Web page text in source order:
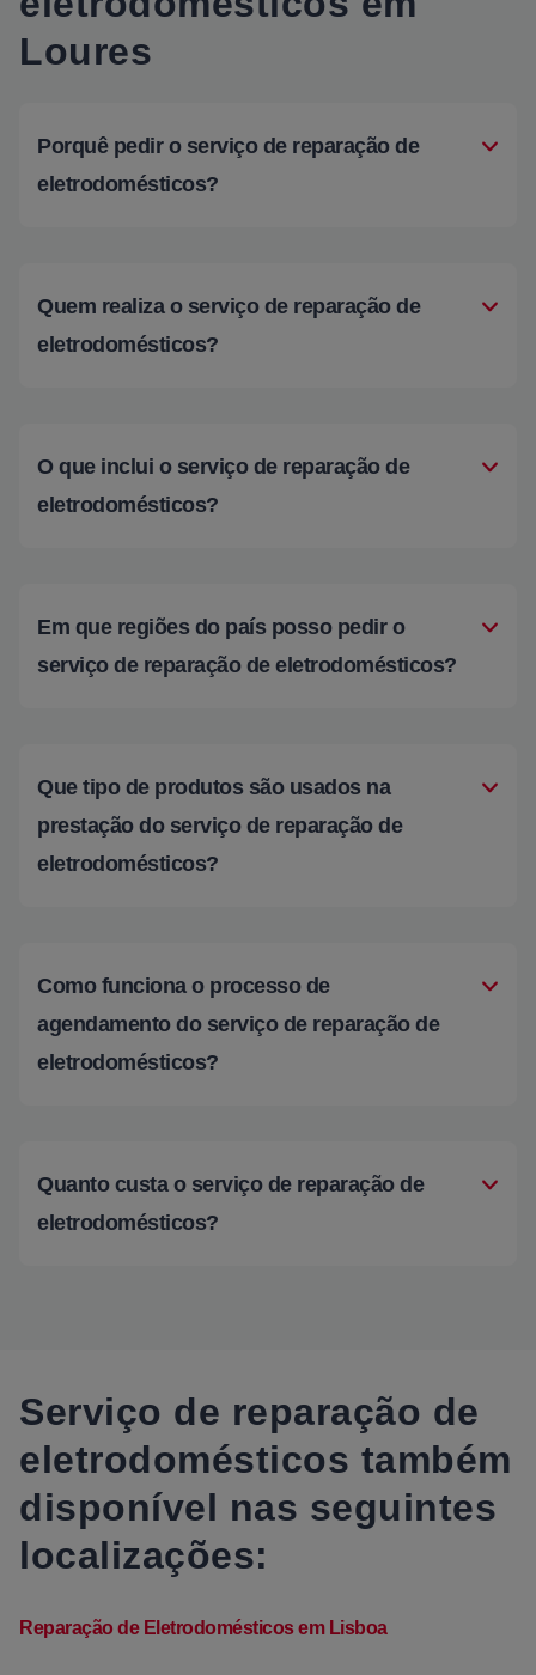
Loures
Porquê pedir o serviço de reparação de
eletrodomésticos?
Quem realiza o serviço de reparação de
eletrodomésticos?
O que inclui o serviço de reparação de
eletrodomésticos?
Em que regiões do país posso pedir o
serviço de reparação de eletrodomésticos?
Que tipo de produtos são usados na
prestação do serviço de reparação de
eletrodomésticos?
Como funciona o processo de
agendamento do serviço de reparação de
eletrodomésticos?
Quanto custa o serviço de reparação de
eletrodomésticos?
Serviço de reparação de
eletrodomésticos também
disponível nas seguintes
localizações:
Reparação de Eletrodomésticos em Lisboa